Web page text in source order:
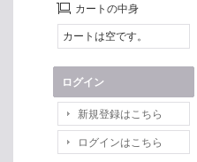
カートの中身
カートは空です。
ログイン
新規登録はこちら
ログインはこちら